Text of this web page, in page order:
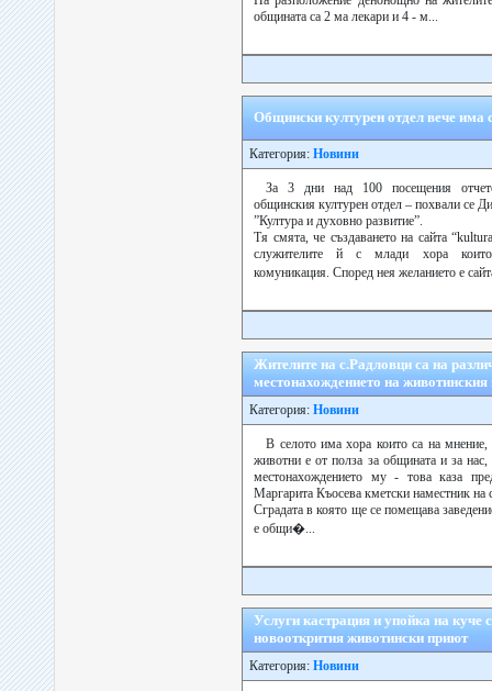
общината са 2 ма лекари и 4 - м...
Общински културен отдел вече има
Категория: Новини
За 3 дни над 100 посещения
общинския културен отдел – похвали се
”Култура и духовно развитие”.
Тя смята, че създаването на сайта
служителите й с млади хора които
комуникация. Според нея желанието е
Жителите на с.Радловци са на
местонахождението на
Категория: Новини
В селото има хора които са на
животни е от полза за общината и за
местонахождението му - това каза
Маргарита Къосева кметски наместник на
Сградата в която ще се помещава
е общи�...
Услуги кастрация и упойка на куче
новооткрития животински приют
Категория: Новини